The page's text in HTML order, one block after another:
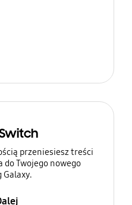
przeniesiesz treści
do Twojego nowego
Galaxy.